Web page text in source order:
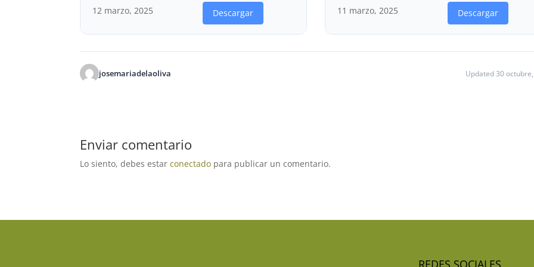
12 marzo, 2025 Descargar 11 marzo, 2025 Descargar
josemariadelaoliva Updated 30
Enviar comentario
Lo siento, debes estarconectado para publicar un comentario.
REDES SOCIALES